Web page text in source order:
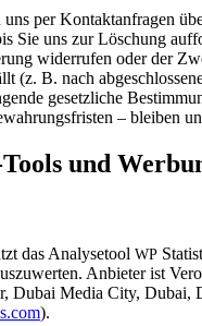
per Kon­takt­an­fragen
Sie uns zur Löschung
wider­rufen oder der
(z. B. nach
gesetz­liche
– bleiben
und
das Ana­ly­se­tool WP
Anbieter ist
Dubai Media City, Dubai,
).